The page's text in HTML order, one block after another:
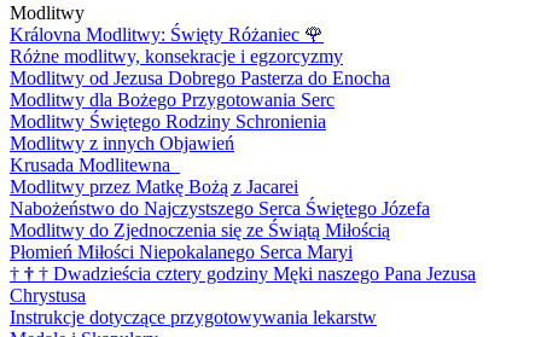
Modlitwy
Královna Modlitwy: Święty Różaniec 🌹
Różne modlitwy, konsekracje i egzorcyzmy
Modlitwy od Jezusa Dobrego Pasterza do Enocha
Modlitwy dla Bożego Przygotowania Serc
Modlitwy Świętego Rodziny Schronienia
Modlitwy z innych Objawień
Krusada Modlitewna
Modlitwy przez Matkę Bożą z Jacarei
Nabożeństwo do Najczystszego Serca Świętego Józefa
Modlitwy do Zjednoczenia się ze Świątą Miłością
Płomień Miłości Niepokalanego Serca Maryi
† † † Dwadzieścia cztery godziny Męki naszego Pana Jezusa
Chrystusa
Instrukcje dotyczące przygotowywania lekarstw